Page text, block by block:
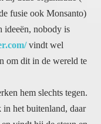
vindt wel
individuele mensen die hem willen helpen om dit in de wereld te
hem slechts tegen.
het buitenland, daar
vindt hij de steun en
Hij is momenteel
(hij heeft ook
te bespuiten,
nog veel beter,